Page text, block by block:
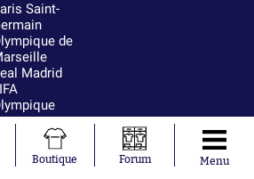
Saint-
de
Madrid
AS Monaco
FC Barcelone
Argentine
Boutique Forum Menu